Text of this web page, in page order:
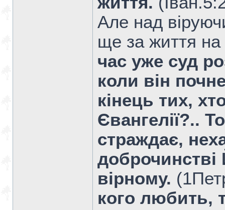
Але над
ще за життя
час уже суд
коли він
кінець тих,
Євангелії?..
страждає,
вірному.
кого любить,